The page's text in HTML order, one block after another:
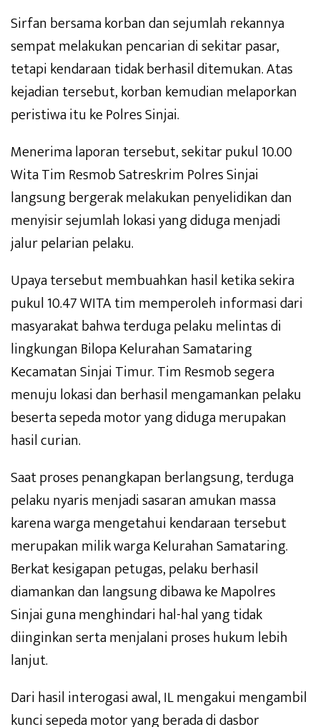
Sirfan bersama korban dan sejumlah rekannya
sempat melakukan pencarian di sekitar pasar,
tetapi kendaraan tidak berhasil ditemukan. Atas
kejadian tersebut, korban kemudian melaporkan
peristiwa itu ke Polres Sinjai.
Menerima laporan tersebut, sekitar pukul 10.00
Wita Tim Resmob Satreskrim Polres Sinjai
langsung bergerak melakukan penyelidikan dan
menyisir sejumlah lokasi yang diduga menjadi
jalur pelarian pelaku.
Upaya tersebut membuahkan hasil ketika sekira
pukul 10.47 WITA tim memperoleh informasi dari
masyarakat bahwa terduga pelaku melintas di
lingkungan Bilopa Kelurahan Samataring
Kecamatan Sinjai Timur. Tim Resmob segera
menuju lokasi dan berhasil mengamankan pelaku
beserta sepeda motor yang diduga merupakan
hasil curian.
Saat proses penangkapan berlangsung, terduga
pelaku nyaris menjadi sasaran amukan massa
karena warga mengetahui kendaraan tersebut
merupakan milik warga Kelurahan Samataring.
Berkat kesigapan petugas, pelaku berhasil
diamankan dan langsung dibawa ke Mapolres
Sinjai guna menghindari hal-hal yang tidak
diinginkan serta menjalani proses hukum lebih
lanjut.
Dari hasil interogasi awal, IL mengakui mengambil
kunci sepeda motor yang berada di dasbor